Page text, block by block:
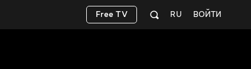
ВОЙТИ
RU
Free TV